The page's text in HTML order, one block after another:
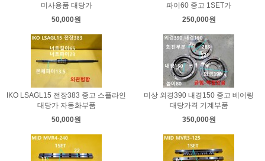
미사용품 대당가
50,000원
파이60 중고 1SET가
250,000원
IKO LSAGL15 전장383 중고 스플라인
대당가 자동화부품
50,000원
미상 외경390 내경150 중고 베어링
대당가격 기계부품
350,000원